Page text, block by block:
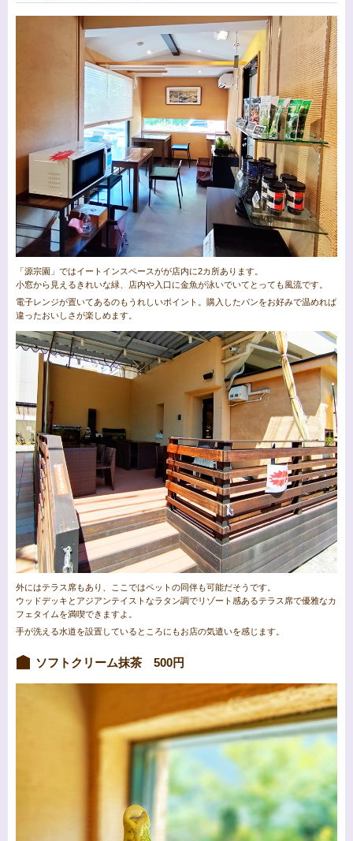
「源宗園」ではイートインスペースがが店内に2カ所あります。
小窓から見えるきれいな緑、店内や入口に金魚が泳いでいてとっても風流です。
電子レンジが置いてあるのもうれしいポイント。購入したパンをお好みで温めれば
違ったおいしさが楽しめます。
外にはテラス席もあり、ここではペットの同伴も可能だそうです。
ウッドデッキとアジアンテイストなラタン調でリゾート感あるテラス席で優雅なカ
フェタイムを満喫できますよ。
手が洗える水道を設置しているところにもお店の気遣いを感じます。
ソフトクリーム抹茶 500円